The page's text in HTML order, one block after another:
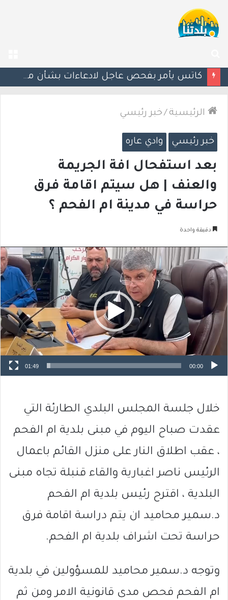
عن
إستعدوا : موجة حر جديدة تضرب البلاد
الرئيسية /خبر رئيسي
خبر رئيسي وادي عاره
بعد استفحال افة الجريمة
والعنف | هل سيتم اقامة فرق
حراسة في مدينة ام الفحم ؟
دقيقة واحدة
مشغل
الفيديو
00:00
01:49
خلال جلسة المجلس البلدي الطارئة التي
عقدت صباح اليوم في مبنى بلدية ام الفحم
، عقب اطلاق النار على منزل القائم باعمال
الرئيس ناصر اغبارية والقاء قنبلة تجاه مبنى
البلدية ، اقترح رئيس بلدية ام الفحم
د.سمير محاميد ان يتم دراسة اقامة فرق
حراسة تحت اشراف بلدية ام الفحم.
وتوجه د.سمير محاميد للمسؤولين في بلدية
ام الفحم فحص مدى قانونية الامر ومن ثم